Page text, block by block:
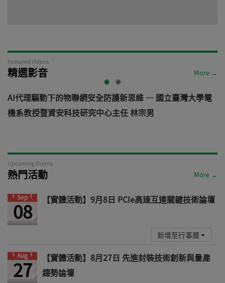
Featured Videos
精選影音 More →
AI代理驅動下的物聯網安全防護新思維 — 國立臺灣大學電
機系教授暨資安科技研究中心主任 林宗男
Upcoming Events
熱門活動 More →
Sep
08 【實體活動】9月8日 PCIe高速互連關鍵技術論壇
新增至行事曆
Aug
27
【實體活動】8月27日 先進封裝技術創新與量產
趨勢論壇